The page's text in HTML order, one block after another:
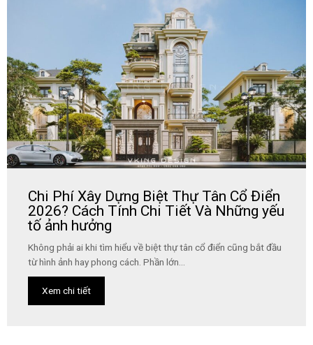
Chi Phí Xây Dựng Biệt Thự Tân Cổ Điển
2026? Cách Tính Chi Tiết Và Những yếu
tố ảnh hưởng
Không phải ai khi tìm hiểu về biệt thự tân cổ điển cũng bắt đầu
từ hình ảnh hay phong cách. Phần lớn...
Xem chi tiết